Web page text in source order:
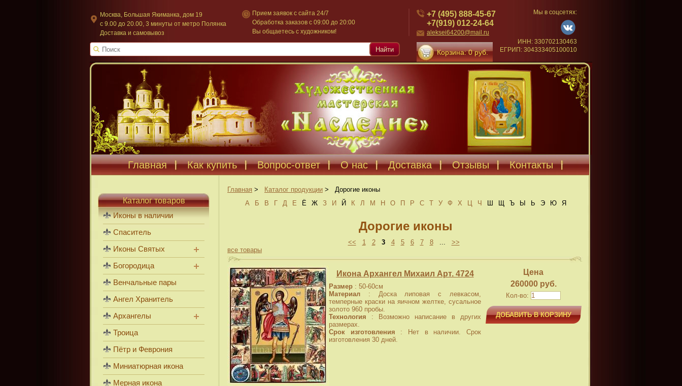
Москва, Большая Якиманка, дом 19
c 9.00 до 20.00, 3 минуты от метро Полянка
Доставка и самовывоз
Прием заявок с сайта 24/7
Обработка заказов с 09:00 до 20:00
Вы общаетесь с художником!
+7 (495) 888-45-67
+7(919) 012-24-64
aleksei64200@mail.ru
Корзина: 0 руб.
Мы в соцсетях:
ИНН: 330702130463
ЕГРИП: 304333405100010
Найти
Главная Как купить Вопрос-ответ О нас Доставка Отзывы Контакты
Главная > Каталог продукции >
Дорогие иконы
А
Б В Г Д Е Ё Ж З И Й К Л М Н О П Р С Т У Ф Х Ц Ч Ш Щ Ъ Ы Ь Э Ю Я
Дорогие иконы
<< 1 2 3 4 5 6 7 8... >>
все товары
Икона Архангел Михаил Арт. 4724
Размер : 50-60см
Материал : Доска липовая с левкасом,
темперные краски на яичном желтке, сусальное
золото 960 пробы.
Технология : Возможно написание в других
размерах.
Срок изготовления : Нет в наличии. Срок
изготовления 30 дней.
Цена
260000 руб.
Кол-во:
ДОБАВИТЬ В КОРЗИНУ
Каталог товаров
Иконы в наличии
Спаситель
Иконы Святых
Богородица
Венчальные пары
Ангел Хранитель
Архангелы
Троица
Пётр и Феврония
Миниатюрная икона
Мерная икона